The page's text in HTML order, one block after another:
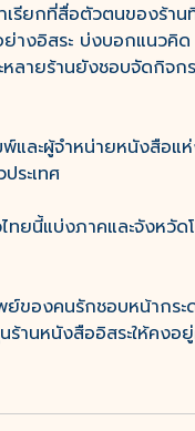
เรียกที่สื่อตัวตนของร้า
างอิสระ บ่งบอกแนว
หลายร้านยังชอบจัดกิ
ละผู้จำหน่ายหนังสือแห่
ระเทศ
ทยนี้แบ่งภาคและจังห
ของคนรักชอบหน้ากระ
ร้านหนังสืออิสระให้คงอ